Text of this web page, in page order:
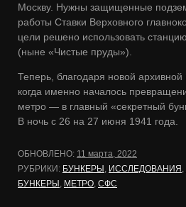
Москву. Нужны защищенные
работы Ставки Верховного
цели решено использовать
(ныне «Чистые пруды»).
Теперь, благодаря новой
когда именно началось
метро — в главный «секретный
В ночь с 26 на 27 июня 1941 года.
ОБНОВЛЕНО: 11 марта, 2022
РУБРИКИ: БУНКЕРЫ ИССЛЕДОВАНИЯ
БУНКЕРЫ МЕТРО СФС